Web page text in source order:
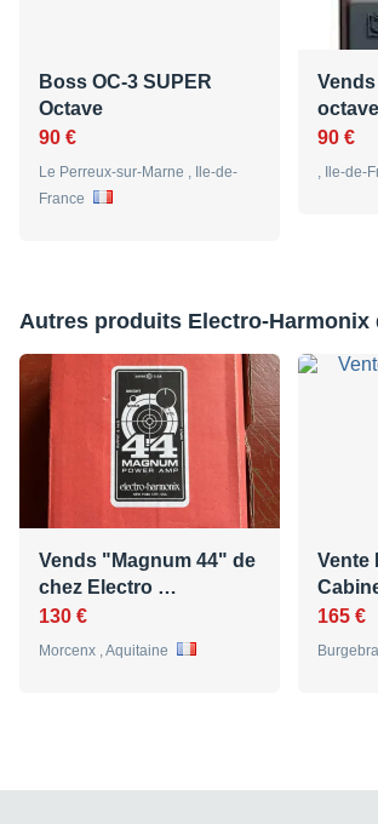
Boss OC-3 SUPER
Octave
90 €
Le Perreux-sur-Marne , Ile-de-
France
90 €
, Ile-de-
Autres produits Electro-Harmonix
Vends "Magnum 44" de
chez Electro …
130 €
Morcenx , Aquitaine
Vente
165 €